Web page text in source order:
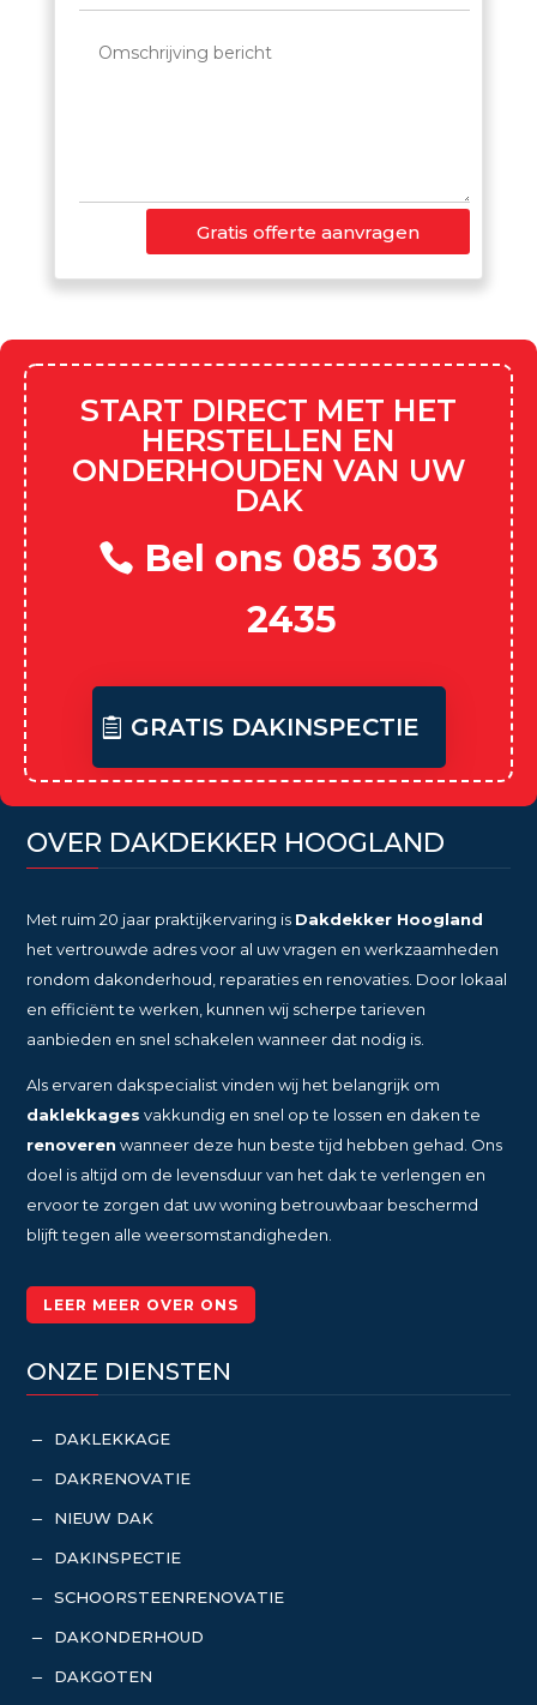
Gratis offerte aanvragen
START DIRECT MET HET
HERSTELLEN EN
ONDERHOUDEN VAN UW
DAK
Bel ons 085 303
2435
GRATIS DAKINSPECTIE
OVER DAKDEKKER HOOGLAND
Met ruim 20 jaar praktijkervaring is Dakdekker Hoogland
het vertrouwde adres voor al uw vragen en werkzaamheden
rondom dakonderhoud, reparaties en renovaties. Door lokaal
en efficiënt te werken, kunnen wij scherpe tarieven
aanbieden en snel schakelen wanneer dat nodig is.
Als ervaren dakspecialist vinden wij het belangrijk om
daklekkages vakkundig en snel op te lossen en daken te
renoveren wanneer deze hun beste tijd hebben gehad. Ons
doel is altijd om de levensduur van het dak te verlengen en
ervoor te zorgen dat uw woning betrouwbaar beschermd
blijft tegen alle weersomstandigheden.
LEER MEER OVER ONS
ONZE DIENSTEN
K DAKLEKKAGE
K DAKRENOVATIE
K NIEUW DAK
K DAKINSPECTIE
K SCHOORSTEENRENOVATIE
K DAKONDERHOUD
K DAKGOTEN